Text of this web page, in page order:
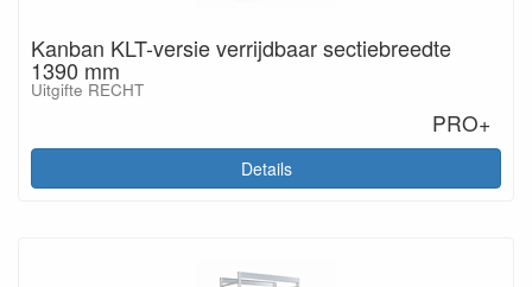
Kanban KLT-versie verrijdbaar sectiebreedte
1390 mm
Uitgifte RECHT
PRO+
Details